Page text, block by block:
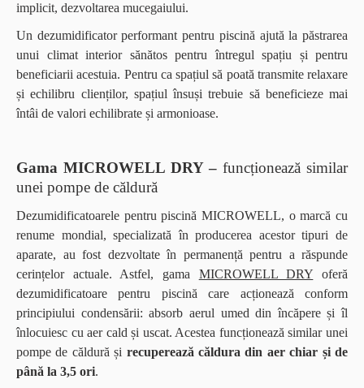
implicit, dezvoltarea mucegaiului.
Un dezumidificator performant pentru piscină ajută la păstrarea
unui climat interior sănătos pentru întregul spațiu și pentru
beneficiarii acestuia. Pentru ca spațiul să poată transmite relaxare
și echilibru clienților, spațiul însuși trebuie să beneficieze mai
întâi de valori echilibrate și armonioase.
Gama MICROWELL DRY – funcționează similar
unei pompe de căldură
Dezumidificatoarele pentru piscină MICROWELL, o marcă cu
renume mondial, specializată în producerea acestor tipuri de
aparate, au fost dezvoltate în permanență pentru a răspunde
cerințelor actuale. Astfel, gama MICROWELL DRY oferă
dezumidificatoare pentru piscină care acționează conform
principiului condensării: absorb aerul umed din încăpere și îl
înlocuiesc cu aer cald și uscat. Acestea funcționează similar unei
pompe de căldură și recuperează căldura din aer chiar și de
până la 3,5 ori.